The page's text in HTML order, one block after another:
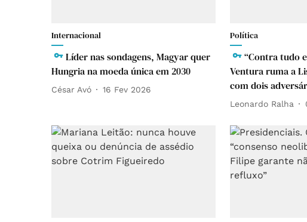
Internacional
Líder nas sondagens, Magyar quer
Hungria na moeda única em 2030
César Avó 16 Fev 2026
Política
“Contra tudo
Ventura ruma a
com dois
Leonardo Ralha